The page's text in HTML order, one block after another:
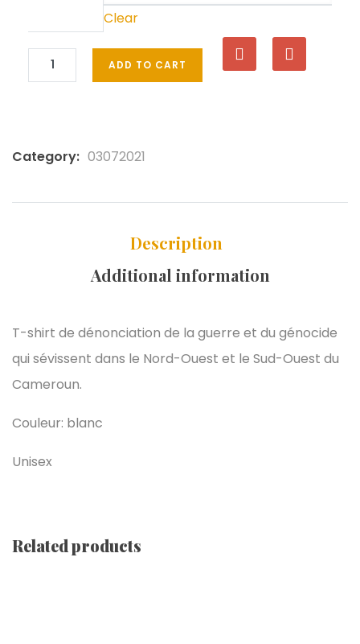
Clear
ADD TO CART
Category: 03072021
Description
Additional information
T-shirt de dénonciation de la guerre et du génocide
qui sévissent dans le Nord-Ouest et le Sud-Ouest du
Cameroun.
Couleur: blanc
Unisex
Related products